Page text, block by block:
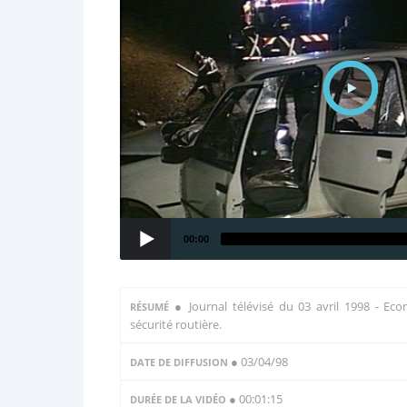
00:00
RÉSUMÉ ● Journal télévisé du 03 avril 1998 -
sécurité routière.
DATE DE DIFFUSION ● 03/04/98
DURÉE DE LA VIDÉO ● 00:01:15